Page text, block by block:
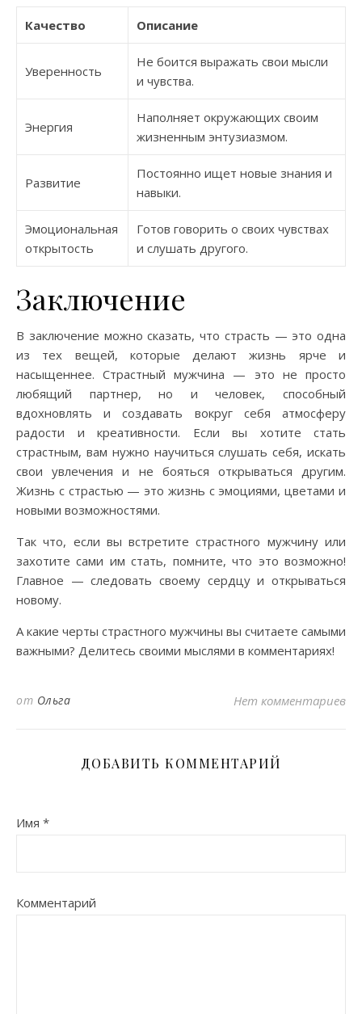
Качество Описание
Уверенность
Не боится выражать свои мысли
и чувства.
Энергия
Наполняет окружающих своим
жизненным энтузиазмом.
Развитие
Постоянно ищет новые знания и
навыки.
Эмоциональная
открытость
Готов говорить о своих чувствах
и слушать другого.
Заключение
В заключение можно сказать, что страсть — это одна
из тех вещей, которые делают жизнь ярче и
насыщеннее. Страстный мужчина — это не просто
любящий партнер, но и человек, способный
вдохновлять и создавать вокруг себя атмосферу
радости и креативности. Если вы хотите стать
страстным, вам нужно научиться слушать себя, искать
свои увлечения и не бояться открываться другим.
Жизнь с страстью — это жизнь с эмоциями, цветами и
новыми возможностями.
Так что, если вы встретите страстного мужчину или
захотите сами им стать, помните, что это возможно!
Главное — следовать своему сердцу и открываться
новому.
А какие черты страстного мужчины вы считаете самыми
важными? Делитесь своими мыслями в комментариях!
от Ольга Нет комментариев
ДОБАВИТЬ КОММЕНТАРИЙ
Имя *
Комментарий